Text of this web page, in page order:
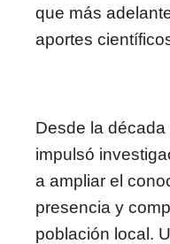
que más
aportes
Desde la década
impulsó
a ampliar el
presencia y
población local.